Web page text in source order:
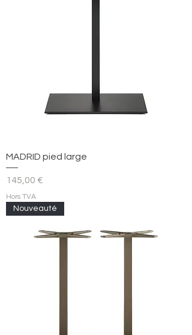
MADRID pied large
Prix
145,00 €
Hors TVA
Nouveauté